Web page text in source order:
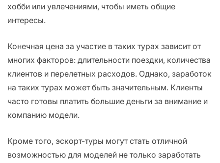
хобби или увлечениями, чтобы иметь общие
интересы.
Конечная цена за участие в таких турах зависит от
многих факторов: длительности поездки, количества
клиентов и перелетных расходов. Однако, заработок
на таких турах может быть значительным. Клиенты
часто готовы платить большие деньги за внимание и
компанию модели.
Кроме того, эскорт-туры могут стать отличной
возможностью для моделей не только заработать